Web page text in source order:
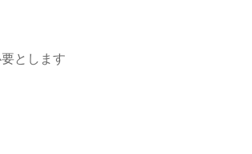
とします